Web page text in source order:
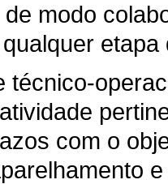
modo
técnico-
com o